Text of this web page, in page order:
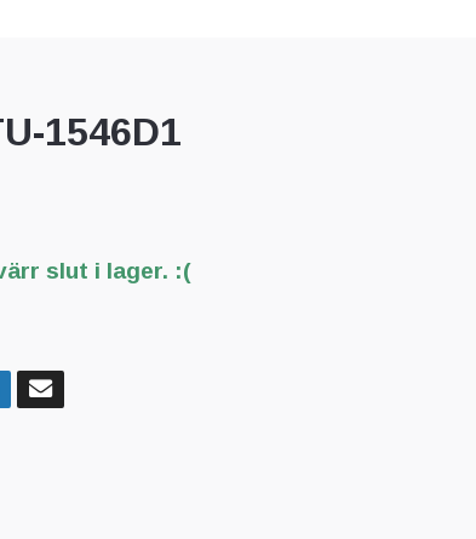
1546D1
slut i lager. :(